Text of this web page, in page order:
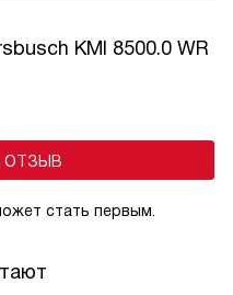
добавляет спокойствие
KMI 8500.0 WR
ОТЗЫВ
стать первым.